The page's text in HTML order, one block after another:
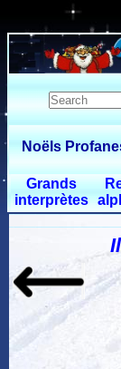
Noëls
Grands
interprètes